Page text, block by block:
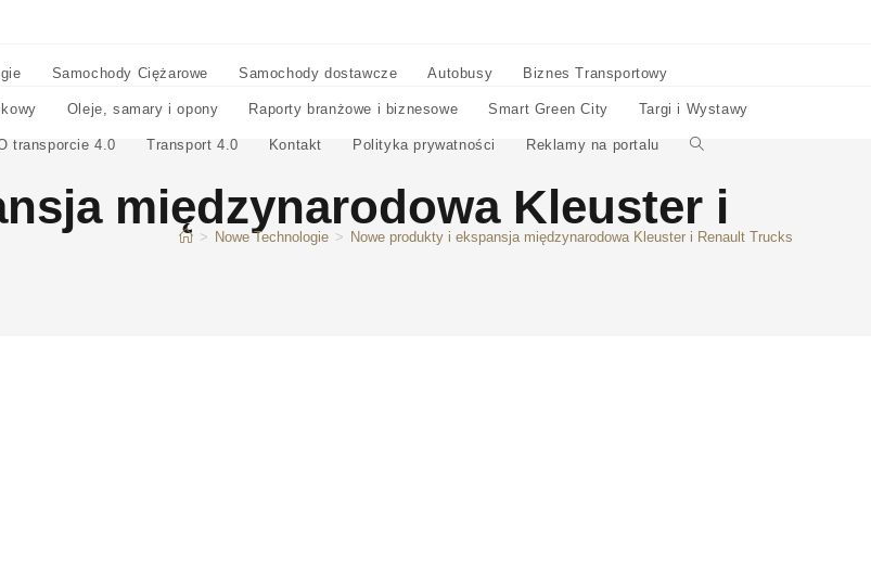
Samochody Ciężarowe Samochody dostawcze Autobusy Biznes Transportowy
Oleje, samary i opony Raporty branżowe i biznesowe Smart Green City Targi i Wystawy
transporcie 4.0 Transport 4.0 Kontakt Polityka prywatności Reklamy na portalu
międzynarodowa Kleuster i
> Nowe Technologie > Nowe produkty i ekspansja międzynarodowa Kleuster i Renault Trucks